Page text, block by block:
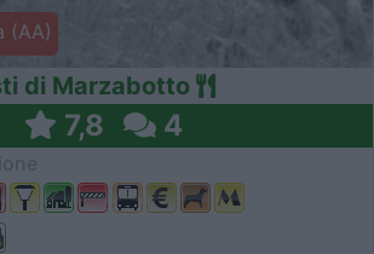
(AA)
di Marzabotto
7,8 4